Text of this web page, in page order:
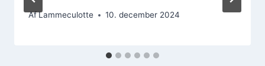
AfLammeculotte 10. december 2024